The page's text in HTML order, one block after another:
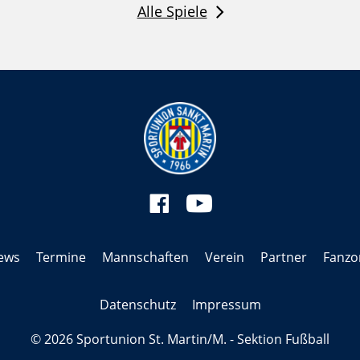
Alle Spiele
Termine Mannschaften Verein Partner
Datenschutz
Impressum
© 2026 Sportunion St. Martin/M. - Sektion Fußball